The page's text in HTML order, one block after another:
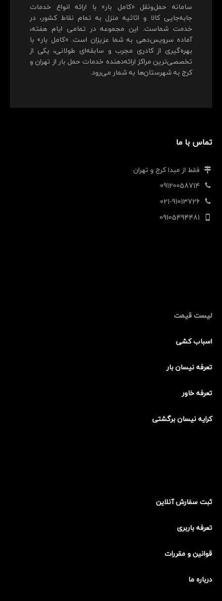
سامانه حمل‌ونقل «کامل بار» با ارائه انواع خدمات
جابه‌جایی کالا و اثاثیه منزل به تمام نقاط کشور، در
خدمت شماست. این مجموعه در تمامی ایام هفته،
آماده سرویس‌دهی به شما عزیزان است. «کامل بار» با
بهره‌گیری از کادری مجرب و سابقه‌ای طولانی، یکی از
تخصصی‌ترین مراکز ارائه‌دهنده خدمات حمل بار از تهران و
کرج به شهرستان‌ها به شمار می‌رود.
تماس با ما
فقط از مبدا کرج و تهران
09120058714
021-91013726
09105494481
لیست قیمت
اسباب کشی
تعرفه نیسان بار
تعرفه خاور
کرایه نیسان برگشتی
ثبت سفارش آنلاین
تعرفه باربری
قوانین و مقررات
درباره ما